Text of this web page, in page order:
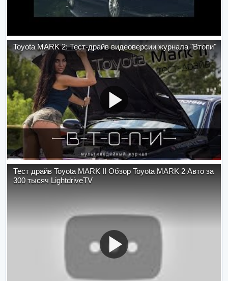
Toyota MARK 2: Тест-драйв видеоверсии журнала "Втопи"
Тест драйв Toyota MARK II Обзор Toyota MARK 2 Авто за
300 тысяч LightdriveTV